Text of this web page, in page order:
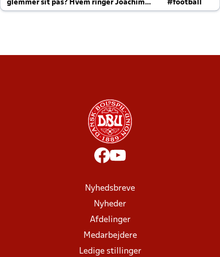
glemmer sit pas? Hvem ringer Joachim
altid til efter kampe?
#football
Nyhedsbreve
Nyheder
Afdelinger
Medarbejdere
Ledige stillinger